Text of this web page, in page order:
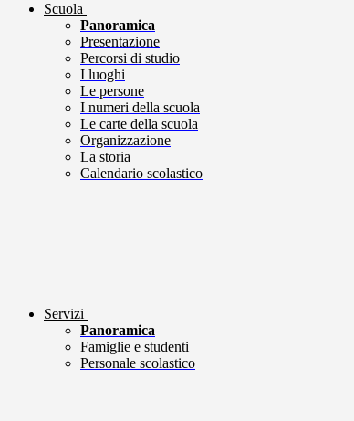
Scuola
Panoramica
Presentazione
Percorsi di studio
I luoghi
Le persone
I numeri della scuola
Le carte della scuola
Organizzazione
La storia
Calendario scolastico
Servizi
Panoramica
Famiglie e studenti
Personale scolastico